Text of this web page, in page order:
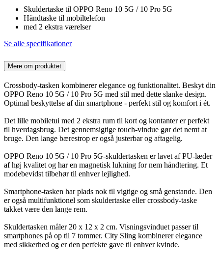
Skuldertaske til OPPO Reno 10 5G / 10 Pro 5G
Håndtaske til mobiltelefon
med 2 ekstra værelser
Se alle specifikationer
Mere om produktet
Crossbody-tasken kombinerer elegance og funktionalitet. Beskyt din
OPPO Reno 10 5G / 10 Pro 5G med stil med dette slanke design.
Optimal beskyttelse af din smartphone - perfekt stil og komfort i ét.
Det lille mobiletui med 2 ekstra rum til kort og kontanter er perfekt
til hverdagsbrug. Det gennemsigtige touch-vindue gør det nemt at
bruge. Den lange bærestrop er også justerbar og aftagelig.
OPPO Reno 10 5G / 10 Pro 5G-skuldertasken er lavet af PU-læder
af høj kvalitet og har en magnetisk lukning for nem håndtering. Et
modebevidst tilbehør til enhver lejlighed.
Smartphone-tasken har plads nok til vigtige og små genstande. Den
er også multifunktionel som skuldertaske eller crossbody-taske
takket være den lange rem.
Skuldertasken måler 20 x 12 x 2 cm. Visningsvinduet passer til
smartphones på op til 7 tommer. City Sling kombinerer elegance
med sikkerhed og er den perfekte gave til enhver kvinde.